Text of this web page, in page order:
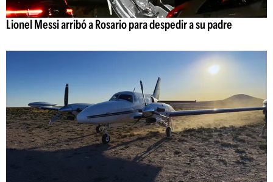
Lionel Messi arribó a Rosario para despedir a su padre